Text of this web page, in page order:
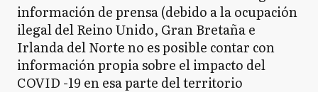
información de prensa (debido a la ocupación
ilegal del Reino Unido, Gran Bretaña e
Irlanda del Norte no es posible contar con
información propia sobre el impacto del
COVID -19 en esa parte del territorio